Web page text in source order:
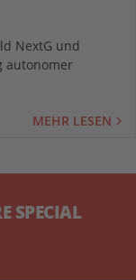
NextG und
autonomer
MEHR LESEN